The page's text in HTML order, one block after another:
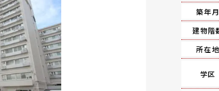
築年月
建物階
所在地
学区